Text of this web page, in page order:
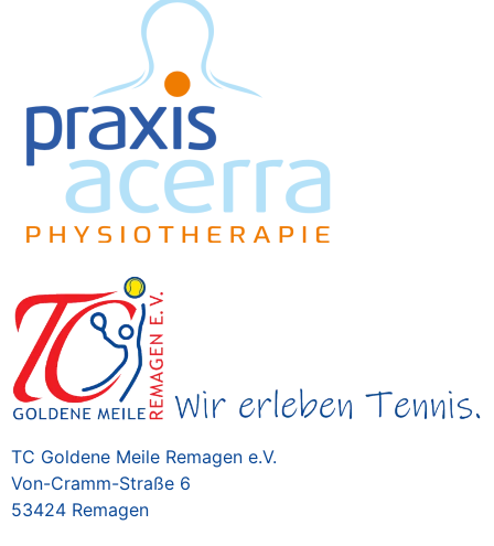
TC Goldene Meile Remagen e.V.
Von-Cramm-Straße 6
53424 Remagen